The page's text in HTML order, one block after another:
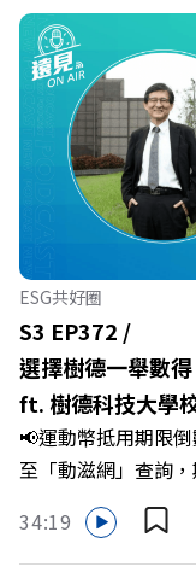
Firstory Podcast 廣
犯錯，甚至覺得自
中的人際摩擦、怕
是委屈討好或一味
「職場冰山」。 本
通引導師、天下文
佳芸老師，帶你透
突，學會用「好奇
代，也能幫自己打
場衝突與霸凌從何
焦慮，將對立化為
少一點」？🔺 面對
分權拿回手裡？
>>>https://
慶遠見40歲生日！
>>>https://
群：LINE：https://
ESG共好圈
S3 EP372 /
選擇樹德一舉數
ft. 樹德科技大學
📢運動幣抵用期限
至「動滋網」查詢
哪裡使用嗎？ 上「
多家合作業者任你
https://
34:19